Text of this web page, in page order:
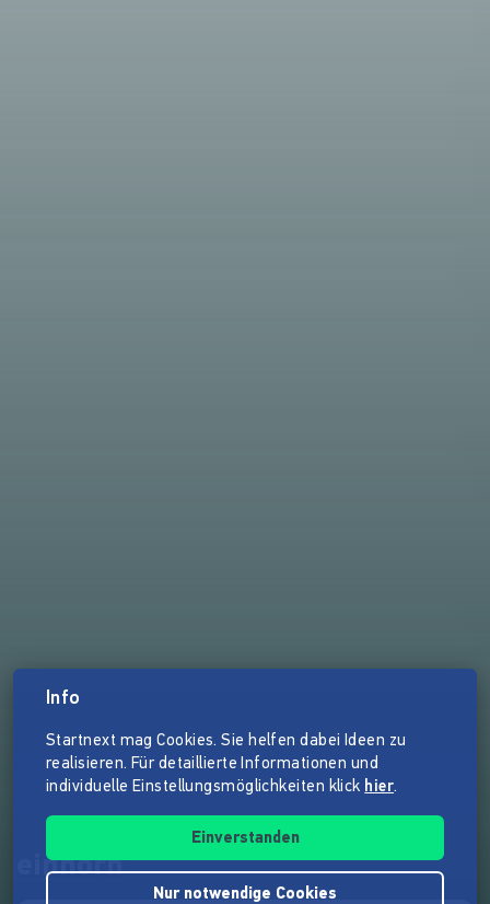
einhorn
Info
Startnext mag Cookies. Sie helfen dabei Ideen zu
realisieren. Für detaillierte Informationen und
individuelle Einstellungsmöglichkeiten klick hier.
Einverstanden
Nur notwendige Cookies